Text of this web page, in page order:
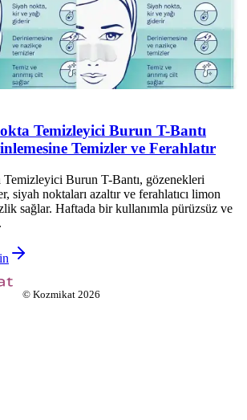
Temizleyici Burun T-Bantı
Temizler ve Ferahlatır
Burun T-Bantı, gözenekleri
siyah noktaları azaltır ve ferahlatıcı limon
sağlar. Haftada bir kullanımla pürüzsüz ve
© Kozmikat 2026